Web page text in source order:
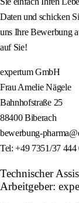
Daten und schicken
uns Ihre Bewerbung
auf Sie!
expertum GmbH
Frau Amelie Nägele
Bahnhofstraße 25
88400 Biberach
bewerbung-
Tel: +49 7351/37 444
Technischer
Arbeitgeber: